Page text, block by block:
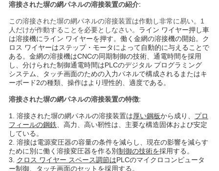
絡
し
な
さ
い
引
用
を
溶接された塀の網パネルの溶接装置の紹介:
この溶接された塀の網パネルの溶接装置は作動し非常に易い。1
人だけが作動することを必要としなさい。 ライン ワイヤー押し車
は溶接機にライン ワイヤーを押す。働く金網の溶接機の開始。ク
ロス ワイヤーはステップ・モータによって自動的に与えることで
ある。金網の溶接機はCNCの同期制御の技術、通電時間を採用
し、分けられた制御通電時間はPLCのデジタル プログラミング
システム、タッチ画面のための入力パネルで構成されるまたはキ
ーボード2の種類、操作はより理性的、適度である。
溶接された塀の網パネルの溶接装置の特徴:
1. 溶接された塀の網パネルの溶接装置は厚い鋼板から成り、 プロ
フィールの鋼鉄、高力、高い靭性は、主要な構造固体および安定
している。
2. 溶接は電源変圧器の容量の条件を減らし、現在の影響を減らす
ために別に働く溶接変圧器を作る別制御の技術を採用する。
3. クロス ワイヤー スペース調節はPLCのマイクロコンピュータ
ー制御、タッチ画面のセットを採用する。